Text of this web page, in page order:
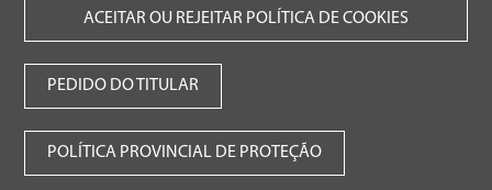
ACEITAR OU REJEITAR POLÍTICA DE COOKIES
PEDIDO DO TITULAR
POLÍTICA PROVINCIAL DE PROTEÇÃO